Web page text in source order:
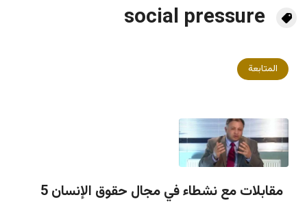
social pressure
المتابعة
مقابلات مع نشطاء في مجال حقوق الإنسان 5